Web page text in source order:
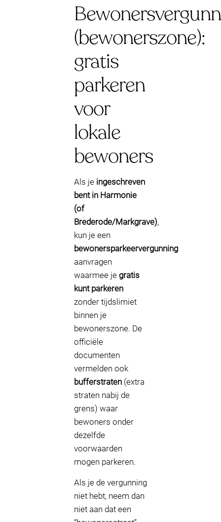
(bewonerszone):
gratis
parkeren
voor
lokale
bewoners
Als je ingeschreven
bent in Harmonie
(of
Brederode/Markgrave),
kun je een
bewonersparkeervergunning
aanvragen
waarmee je gratis
kunt parkeren
zonder tijdslimiet
binnen je
bewonerszone. De
officiële
documenten
vermelden ook
bufferstraten (extra
straten nabij de
grens) waar
bewoners onder
dezelfde
voorwaarden
mogen parkeren.
Als je de vergunning
niet hebt, neem dan
niet aan dat een